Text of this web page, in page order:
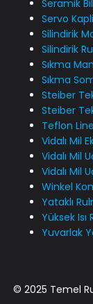
Seramik
Servo
Silindirik
Silindirik
Sıkma
Sıkma
Steiber
Steiber
Teflon
Vidalı Mil
Vidalı Mil
Vidalı Mil
Winkel
Yataklı
Yüksek Isı
Yuvarlak
© 2025 Temel